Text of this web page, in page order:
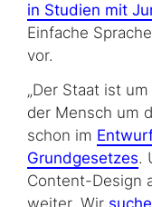
in Studien mit
Einfache
vor.
„Der Staat ist
der Mensch um
schon im
Grundgesetzes.
Content-Design